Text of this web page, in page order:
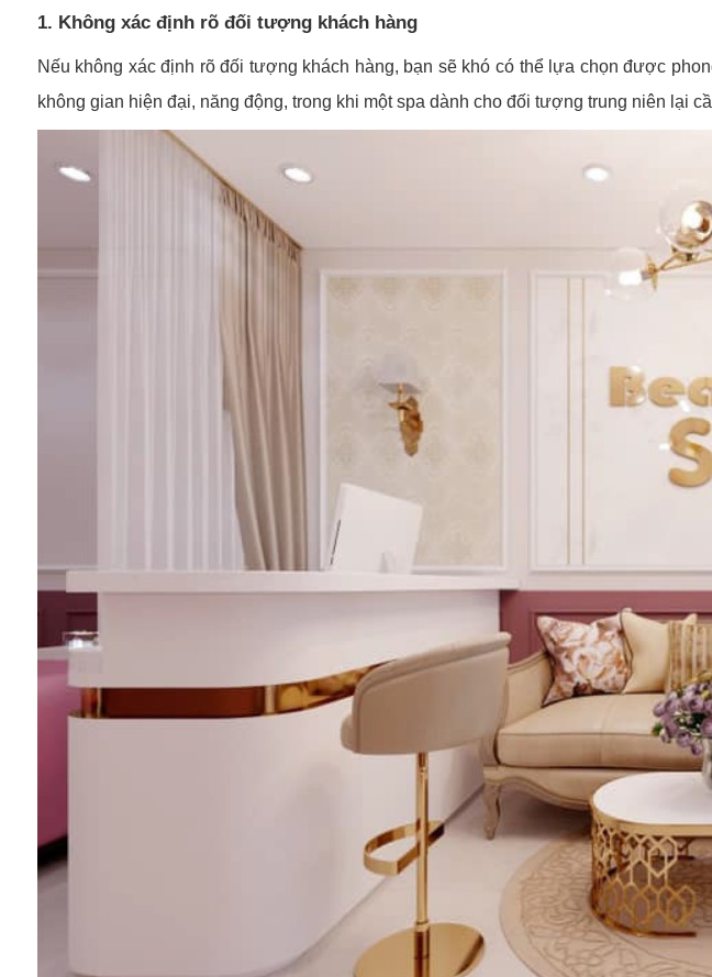
1. Không xác định rõ đối tượng khách hàng
Nếu không xác định rõ đối tượng khách hàng, bạn sẽ khó có thể lựa chọn được
không gian hiện đại, năng động, trong khi một spa dành cho đối tượng trung niên lại